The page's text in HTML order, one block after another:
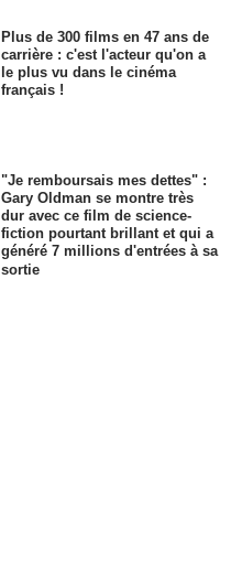
Plus de 300 films en 47 ans de
carrière : c'est l'acteur qu'on a
le plus vu dans le cinéma
français !
"Je remboursais mes dettes" :
Gary Oldman se montre très
dur avec ce film de science-
fiction pourtant brillant et qui a
généré 7 millions d'entrées à sa
sortie